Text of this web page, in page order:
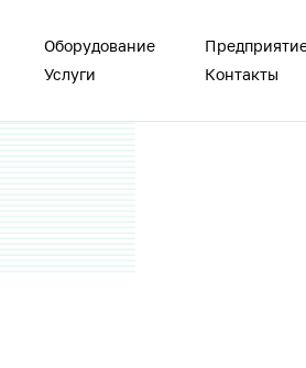
Оборудование
Услуги
Контакты